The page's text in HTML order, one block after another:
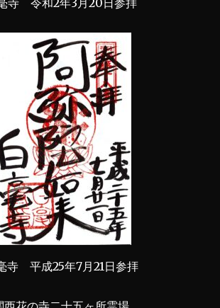
寺 令和2年3月20日参拝
寺 平成25年7月21日参拝